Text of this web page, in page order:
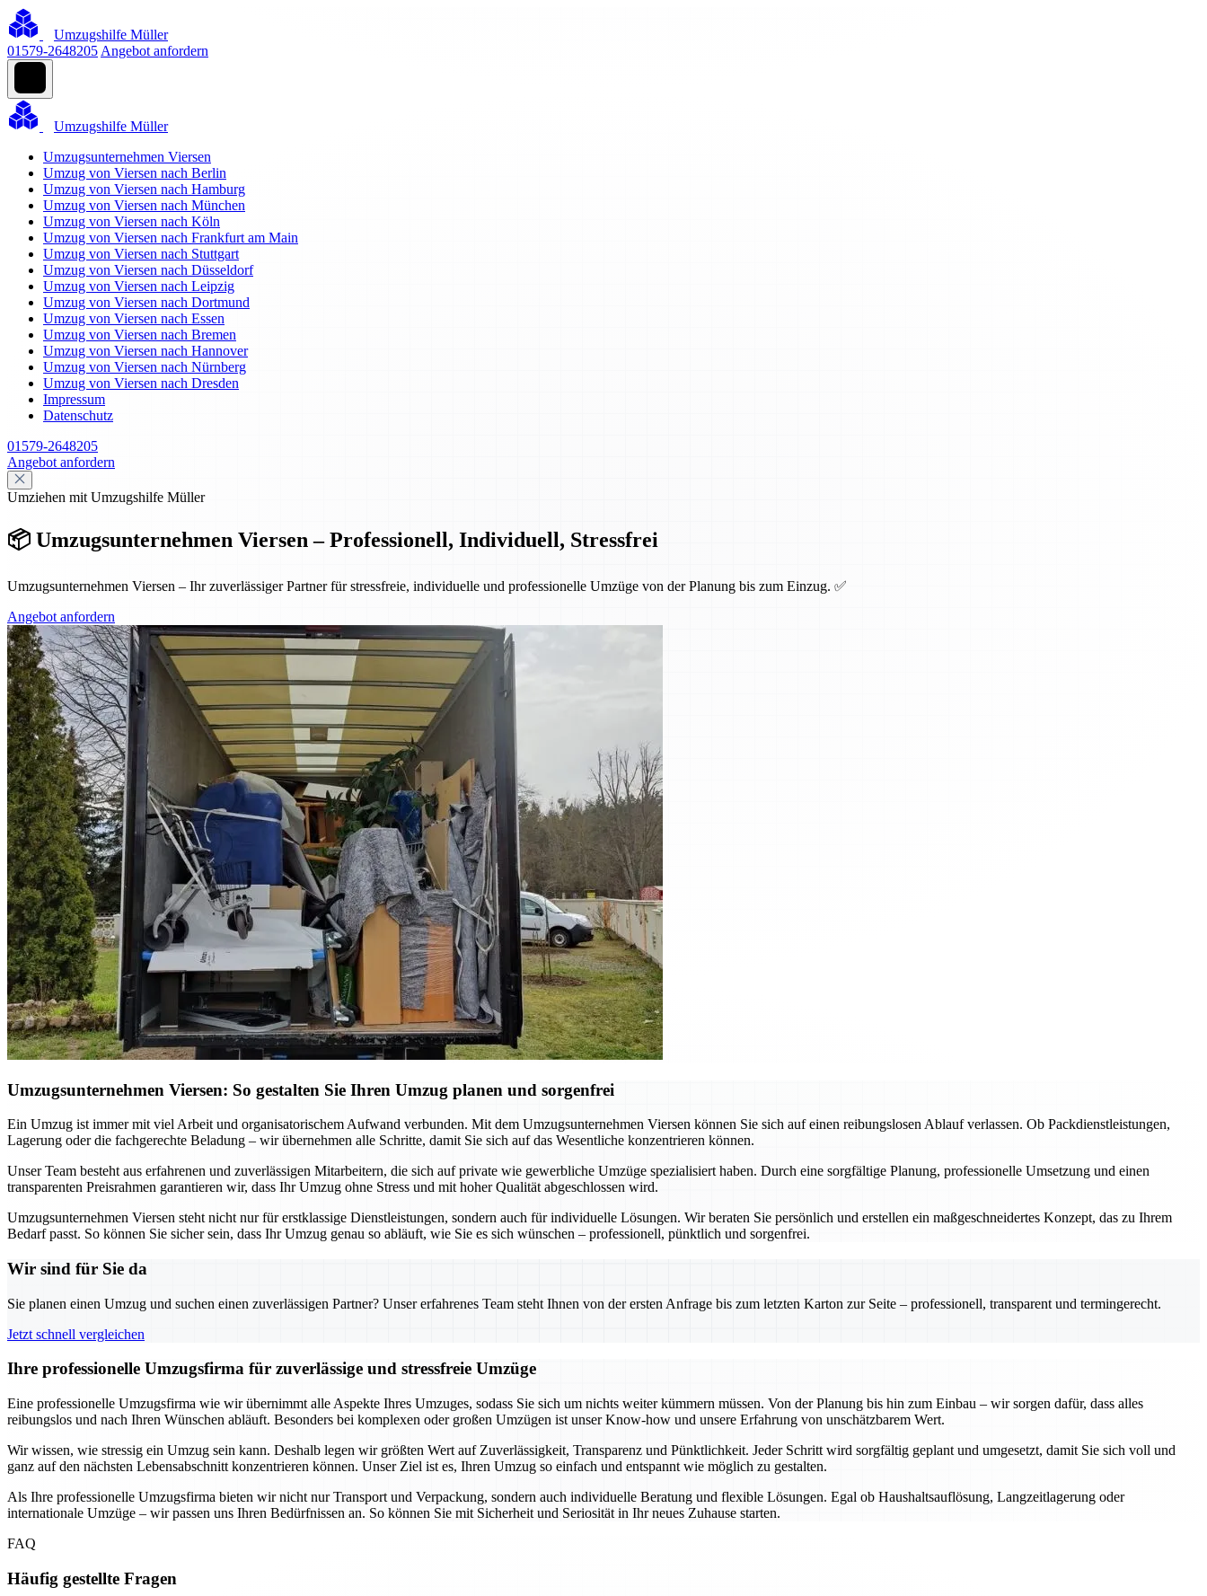
Umzugshilfe Müller
01579-2648205 Angebot anfordern
Umzugshilfe Müller
Umzugsunternehmen Viersen
Umzug von Viersen nach Berlin
Umzug von Viersen nach Hamburg
Umzug von Viersen nach München
Umzug von Viersen nach Köln
Umzug von Viersen nach Frankfurt am Main
Umzug von Viersen nach Stuttgart
Umzug von Viersen nach Düsseldorf
Umzug von Viersen nach Leipzig
Umzug von Viersen nach Dortmund
Umzug von Viersen nach Essen
Umzug von Viersen nach Bremen
Umzug von Viersen nach Hannover
Umzug von Viersen nach Nürnberg
Umzug von Viersen nach Dresden
Impressum
Datenschutz
01579-2648205
Angebot anfordern
Umziehen mit Umzugshilfe Müller
📦 Umzugsunternehmen Viersen – Professionell, Individuell, Stressfrei
Umzugsunternehmen Viersen – Ihr zuverlässiger Partner für stressfreie, individuelle und professionelle Umzüge von der Planung bis zum Einzug. ✅
Angebot anfordern
Umzugsunternehmen Viersen: So gestalten Sie Ihren Umzug planen und sorgenfrei
Ein Umzug ist immer mit viel Arbeit und organisatorischem Aufwand verbunden. Mit dem Umzugsunternehmen Viersen können Sie sich auf einen reibungslosen Ablauf verlassen. Ob Packdienstleistungen,
Lagerung oder die fachgerechte Beladung – wir übernehmen alle Schritte, damit Sie sich auf das Wesentliche konzentrieren können.
Unser Team besteht aus erfahrenen und zuverlässigen Mitarbeitern, die sich auf private wie gewerbliche Umzüge spezialisiert haben. Durch eine sorgfältige Planung, professionelle Umsetzung und einen
transparenten Preisrahmen garantieren wir, dass Ihr Umzug ohne Stress und mit hoher Qualität abgeschlossen wird.
Umzugsunternehmen Viersen steht nicht nur für erstklassige Dienstleistungen, sondern auch für individuelle Lösungen. Wir beraten Sie persönlich und erstellen ein maßgeschneidertes Konzept, das zu Ihrem
Bedarf passt. So können Sie sicher sein, dass Ihr Umzug genau so abläuft, wie Sie es sich wünschen – professionell, pünktlich und sorgenfrei.
Wir sind für Sie da
Sie planen einen Umzug und suchen einen zuverlässigen Partner? Unser erfahrenes Team steht Ihnen von der ersten Anfrage bis zum letzten Karton zur Seite – professionell, transparent und termingerecht.
Jetzt schnell vergleichen
Ihre professionelle Umzugsfirma für zuverlässige und stressfreie Umzüge
Eine professionelle Umzugsfirma wie wir übernimmt alle Aspekte Ihres Umzuges, sodass Sie sich um nichts weiter kümmern müssen. Von der Planung bis hin zum Einbau – wir sorgen dafür, dass alles
reibungslos und nach Ihren Wünschen abläuft. Besonders bei komplexen oder großen Umzügen ist unser Know-how und unsere Erfahrung von unschätzbarem Wert.
Wir wissen, wie stressig ein Umzug sein kann. Deshalb legen wir größten Wert auf Zuverlässigkeit, Transparenz und Pünktlichkeit. Jeder Schritt wird sorgfältig geplant und umgesetzt, damit Sie sich voll und
ganz auf den nächsten Lebensabschnitt konzentrieren können. Unser Ziel ist es, Ihren Umzug so einfach und entspannt wie möglich zu gestalten.
Als Ihre professionelle Umzugsfirma bieten wir nicht nur Transport und Verpackung, sondern auch individuelle Beratung und flexible Lösungen. Egal ob Haushaltsauflösung, Langzeitlagerung oder
internationale Umzüge – wir passen uns Ihren Bedürfnissen an. So können Sie mit Sicherheit und Seriosität in Ihr neues Zuhause starten.
FAQ
Häufig gestellte Fragen